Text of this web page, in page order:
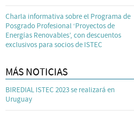
Charla informativa sobre el Programa de
Posgrado Profesional ‘Proyectos de
Energías Renovables’, con descuentos
exclusivos para socios de ISTEC
MÁS NOTICIAS
BIREDIAL ISTEC 2023 se realizará en
Uruguay